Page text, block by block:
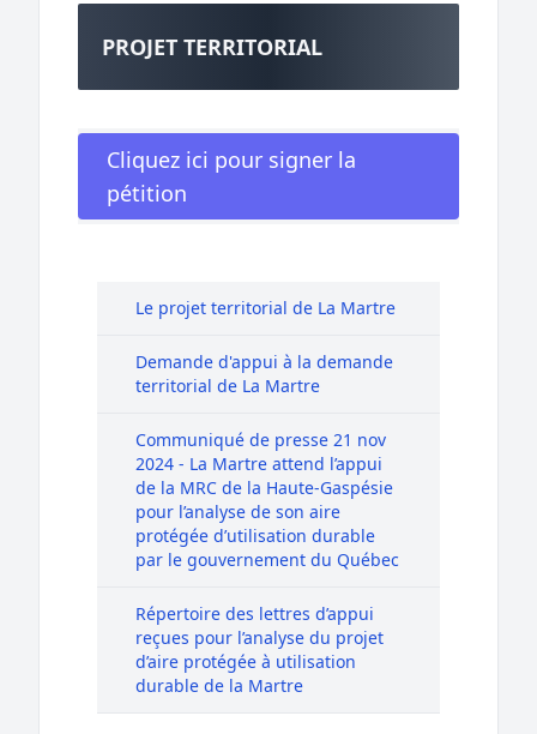
PROJET TERRITORIAL
Cliquez ici pour signer la
pétition
Le projet territorial de La Martre
Demande d'appui à la demande
territorial de La Martre
Communiqué de presse 21 nov
2024 - La Martre attend l’appui
de la MRC de la Haute-Gaspésie
pour l’analyse de son aire
protégée d’utilisation durable
par le gouvernement du Québec
Répertoire des lettres d’appui
reçues pour l’analyse du projet
d’aire protégée à utilisation
durable de la Martre